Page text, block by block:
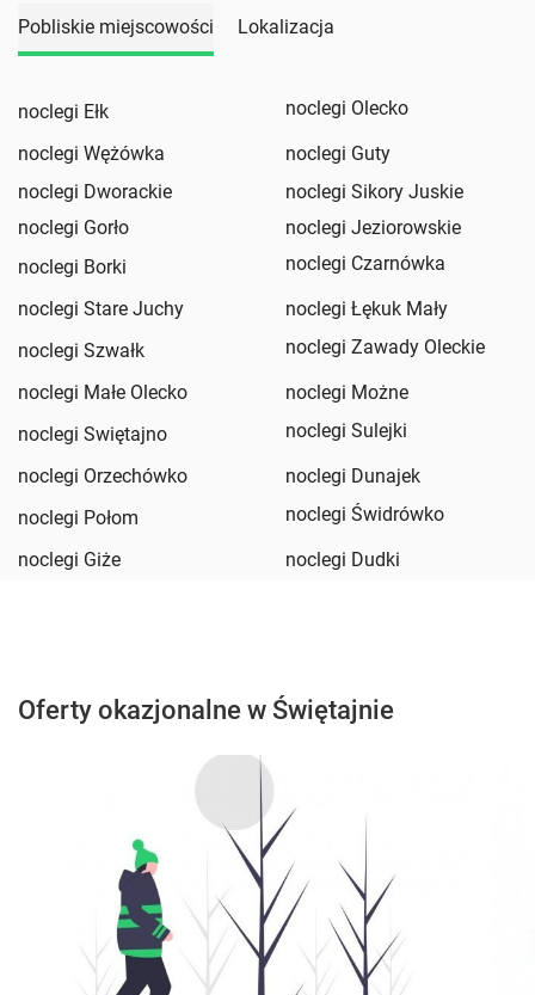
Pobliskie miejscowości Lokalizacja
noclegi Ełk
noclegi Olecko
noclegi Wężówka
noclegi Guty
noclegi Dworackie
noclegi Sikory Juskie
noclegi Gorło
noclegi Jeziorowskie
noclegi Borki
noclegi Czarnówka
noclegi Stare Juchy
noclegi Łękuk Mały
noclegi Szwałk
noclegi Zawady Oleckie
noclegi Małe Olecko
noclegi Możne
noclegi Swiętajno
noclegi Sulejki
noclegi Orzechówko
noclegi Dunajek
noclegi Połom
noclegi Świdrówko
noclegi Giże
noclegi Dudki
Oferty okazjonalne w Świętajnie